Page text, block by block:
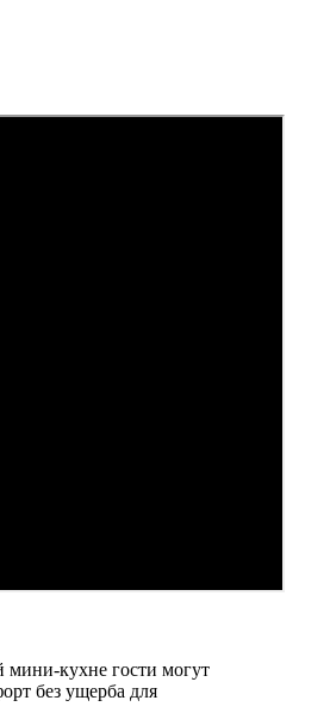
кухне гости могут
без ущерба для